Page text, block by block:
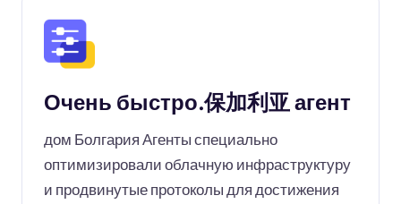
Очень быстро.保加利亚 агент
дом Болгария Агенты специально
оптимизировали облачную инфраструктуру
и продвинутые протоколы для достижения